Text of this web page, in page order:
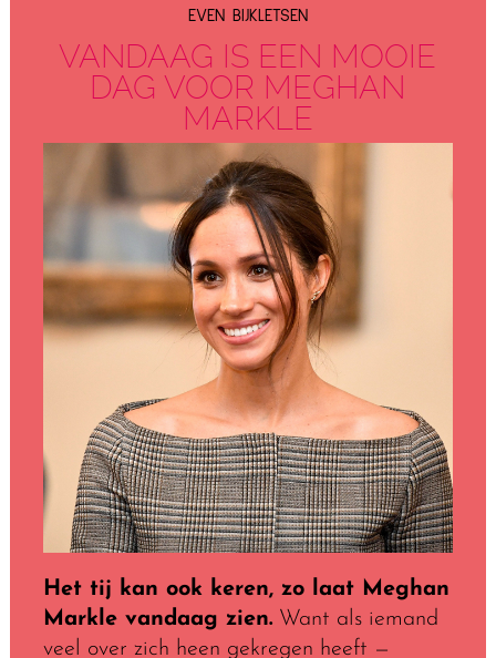
EVEN BIJKLETSEN
VANDAAG IS EEN MOOIE
DAG VOOR MEGHAN
MARKLE
Het tij kan ook keren, zo laat Meghan
Markle vandaag zien.Want als iemand
veel over zich heen gekregen heeft —